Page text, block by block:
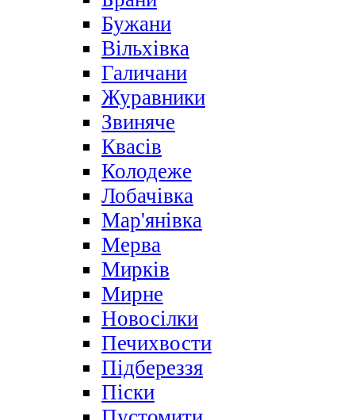
Бужани
Вільхівка
Галичани
Журавники
Звиняче
Квасів
Колодеже
Лобачівка
Мар'янівка
Мерва
Мирків
Мирне
Новосілки
Печихвости
Підбереззя
Піски